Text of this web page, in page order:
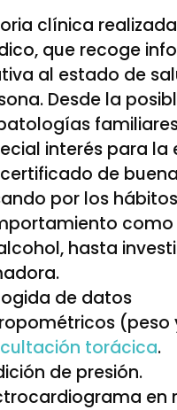
clínica
que recoge
al estado de
Desde la
interés para la
de
por los
como
hasta
de datos
(peso
torácica.
de presión.
en